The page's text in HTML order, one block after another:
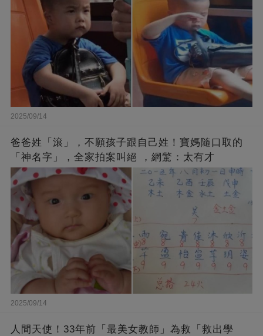
2025/09/14
爸爸姓「滾」，不願孩子跟自己姓！寶媽隨口取的
「神名字」，全家拍案叫絕 ，網驚：太有才
2025/09/14
人間天使！33年前「最美女教師」為救「救出學